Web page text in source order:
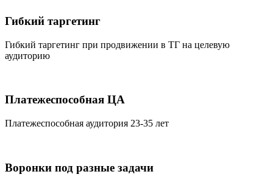
Гибкий таргетинг
Гибкий таргетинг при продвижении в ТГ на целевую
аудиторию
Платежеспособная ЦА
Платежеспособная аудитория 23-35 лет
Воронки под разные задачи